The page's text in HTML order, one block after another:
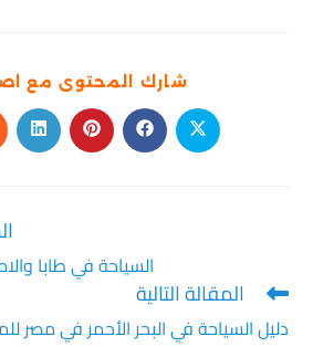
شارك المحتوى مع
السياحة في طابا
المقالة التالية
دليل السياحة في البحر الأحمر في مصر